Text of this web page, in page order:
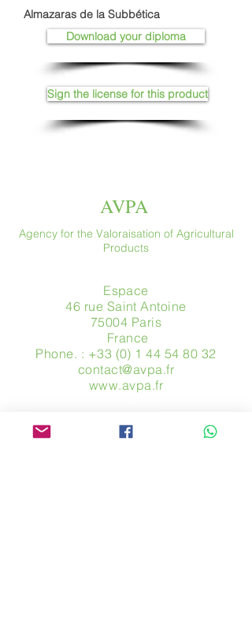
Almazaras de la Subbética
Download your diploma
Sign the license for this product
AVPA
Agency for the Valoraisation of Agricultural
Products
Espace
46 rue Saint Antoine
75004 Paris
​ France
Phone. : +33 (0) 1 44 54 80 32
contact@avpa.fr
www.avpa.fr